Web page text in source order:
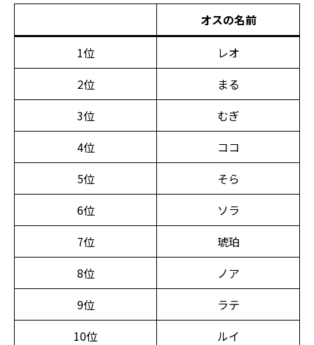
オスの名前
1位
レオ
2位
まる
3位
むぎ
4位
ココ
5位
そら
6位
ソラ
7位
琥珀
8位
ノア
9位
ラテ
10位
ルイ